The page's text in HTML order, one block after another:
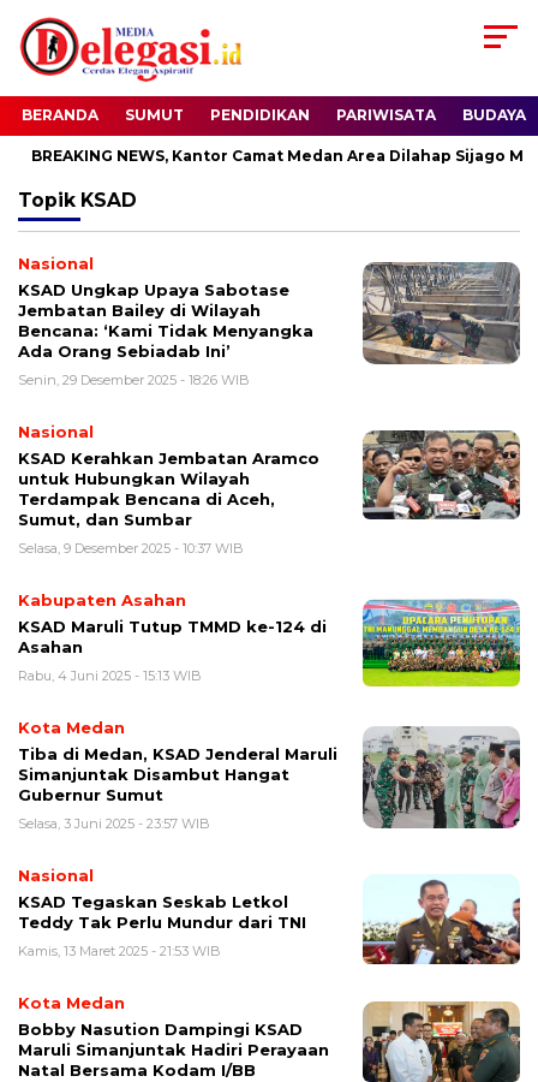
BERANDA SUMUT PENDIDIKAN PARIWISATA BUDAYA
BREAKING NEWS, Kantor Camat Medan Area Dilahap Sijago
Topik KSAD
Nasional
KSAD Ungkap Upaya Sabotase
Jembatan Bailey di Wilayah
Bencana: ‘Kami Tidak Menyangka
Ada Orang Sebiadab Ini’
Senin, 29 Desember 2025 - 18:26 WIB
Nasional
KSAD Kerahkan Jembatan Aramco
untuk Hubungkan Wilayah
Terdampak Bencana di Aceh,
Sumut, dan Sumbar
Selasa, 9 Desember 2025 - 10:37 WIB
Kabupaten Asahan
KSAD Maruli Tutup TMMD ke-124 di
Asahan
Rabu, 4 Juni 2025 - 15:13 WIB
Kota Medan
Tiba di Medan, KSAD Jenderal Maruli
Simanjuntak Disambut Hangat
Gubernur Sumut
Selasa, 3 Juni 2025 - 23:57 WIB
Nasional
KSAD Tegaskan Seskab Letkol
Teddy Tak Perlu Mundur dari TNI
Kamis, 13 Maret 2025 - 21:53 WIB
Kota Medan
Bobby Nasution Dampingi KSAD
Maruli Simanjuntak Hadiri Perayaan
Natal Bersama Kodam I/BB